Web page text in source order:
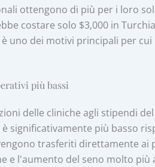
ottengono di più per i loro
costare solo $3,000 in
uno dei motivi principali per
più bassi
delle cliniche agli stipendi
è significativamente più basso
trasferiti direttamente
e l'aumento del seno molto più